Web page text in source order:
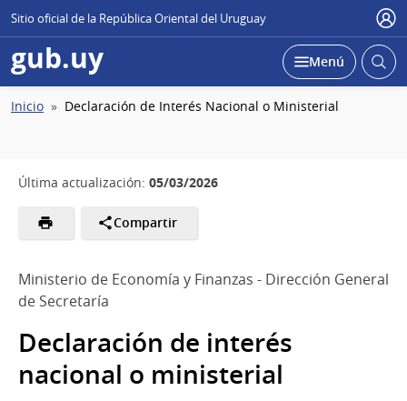
Sitio oficial de la República Oriental del Uruguay
gub.uy Desplegar
Menú Abrir
Ruta
Inicio Declaración de Interés Nacional o Ministerial
Última actualización: 05/03/2026
Compartir
Ministerio de Economía y Finanzas - Dirección General
de Secretaría
Declaración de interés
nacional o ministerial